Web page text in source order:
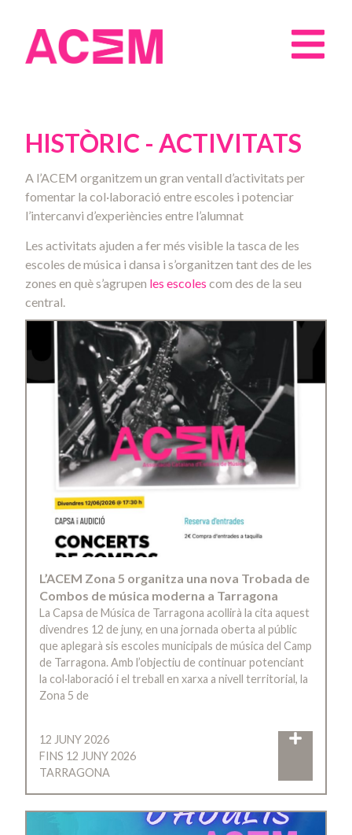
HISTÒRIC - ACTIVITATS
A l’ACEM organitzem un gran ventall d’activitats per
fomentar la col·laboració entre escoles i potenciar
l’intercanvi d’experiències entre l’alumnat
Les activitats ajuden a fer més visible la tasca de les
escoles de música i dansa i s’organitzen tant des de les
zones en què s’agrupen les escoles com des de la seu
central.
L’ACEM Zona 5 organitza una nova Trobada de
Combos de música moderna a Tarragona
La Capsa de Música de Tarragona acollirà la cita aquest
divendres 12 de juny, en una jornada oberta al públic
que aplegarà sis escoles municipals de música del Camp
de Tarragona. Amb l’objectiu de continuar potenciant
la col·laboració i el treball en xarxa a nivell territorial, la
Zona 5 de
12 JUNY 2026
FINS 12 JUNY 2026
TARRAGONA